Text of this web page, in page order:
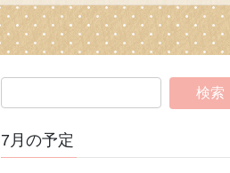
7月の予定